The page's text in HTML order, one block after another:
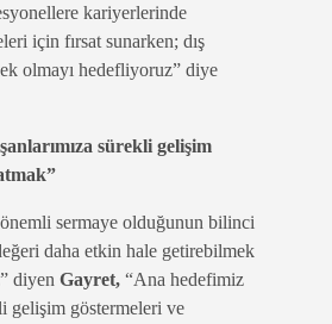
kariyerlerinde
için fırsat sunarken; dış
olmayı hedefliyoruz” diye
sürekli gelişim
önemli sermaye olduğunun bilinci
daha etkin hale getirebilmek
diyenGayret, “Ana hedefimiz
gelişim göstermeleri ve